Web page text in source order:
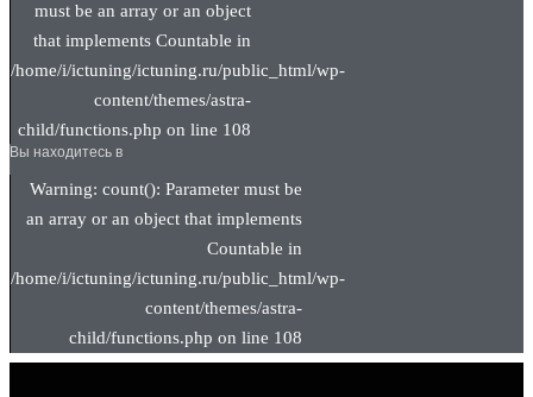
must be an array or an object
that implements Countable in
/home/i/ictuning/ictuning.ru/public_html/wp-
content/themes/astra-
child/functions.php on line 108
Вы находитесь в
Warning: count(): Parameter must be
an array or an object that implements
Countable in
/home/i/ictuning/ictuning.ru/public_html/wp-
content/themes/astra-
child/functions.php on line 108